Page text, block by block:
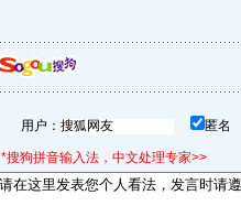
用户： 匿名
*搜狗拼音输入法，中文处理专家>>